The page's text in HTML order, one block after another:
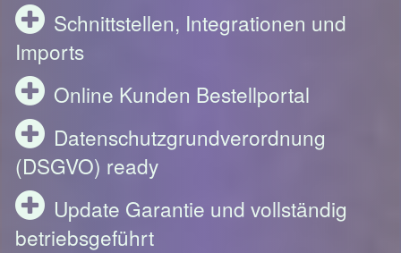
Schnittstellen, Integrationen und
Imports
Online Kunden Bestellportal
Datenschutzgrundverordnung
(DSGVO) ready
Update Garantie und vollständig
betriebsgeführt